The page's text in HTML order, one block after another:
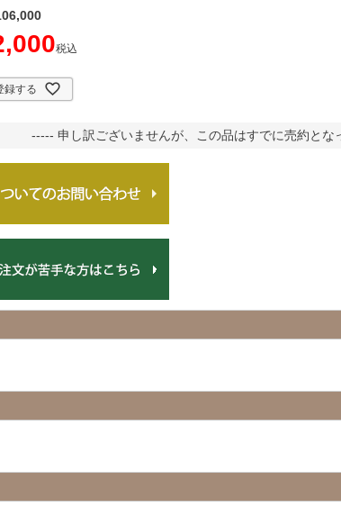
税込
録する
----- 申し訳ございませんが、この品はすでに売約とな